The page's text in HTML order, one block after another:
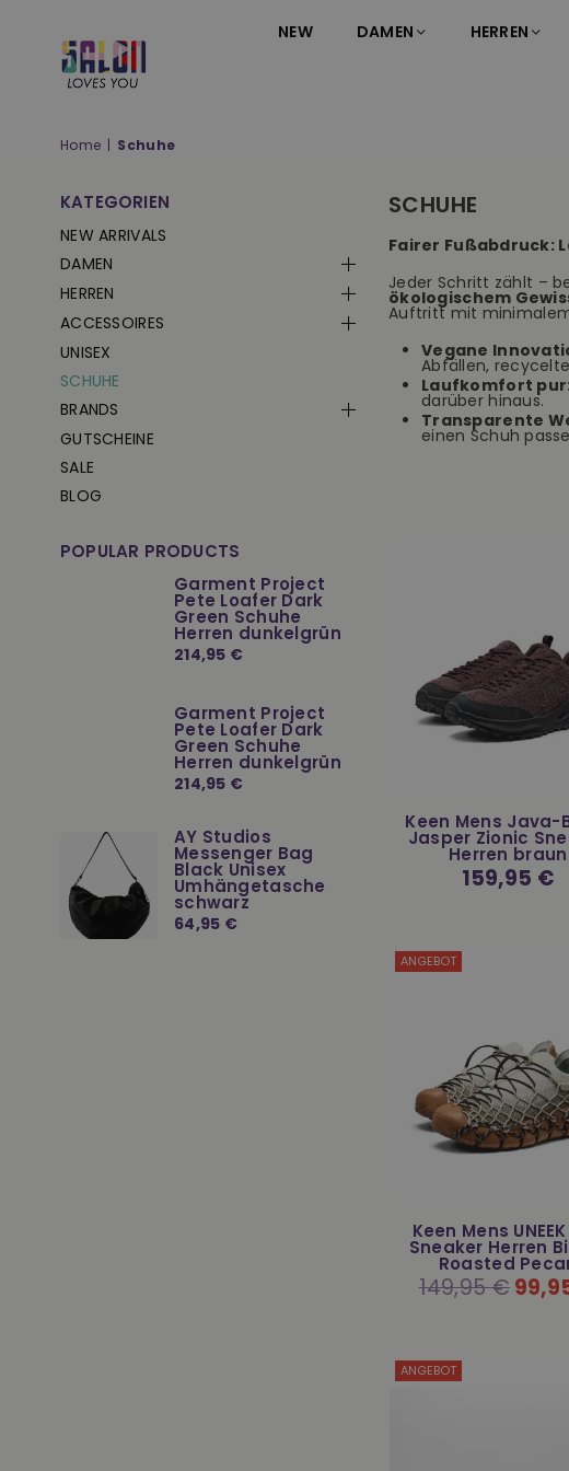
YOU
NEW DAMEN HERREN
Home | Schuhe
SCHUHE
Fairer Fußabdruck:
Jeder Schritt zählt –
ökologischem
Auftritt mit
Vegane
Abfällen,
Laufkomfort
darüber hinaus.
Transparente
einen Schuh
Keen Mens Java-
Jasper Zionic
Herren braun
Normaler
Preis
159,95 €
ANGEBOT
Keen Mens
Sneaker Herren
Roasted
Normaler
Preis
149,95 €
ANGEBOT
KATEGORIEN
NEW ARRIVALS
DAMEN
HERREN
ACCESSOIRES
UNISEX
SCHUHE
BRANDS
GUTSCHEINE
SALE
BLOG
POPULAR PRODUCTS
Garment Project
Pete Loafer Dark
Green Schuhe
Herren dunkelgrün
Normaler
Preis
214,95 €
Garment Project
Pete Loafer Dark
Green Schuhe
Herren dunkelgrün
Normaler
Preis
214,95 €
AY Studios
Messenger Bag
Black Unisex
Umhängetasche
schwarz
Normaler
Preis
64,95 €